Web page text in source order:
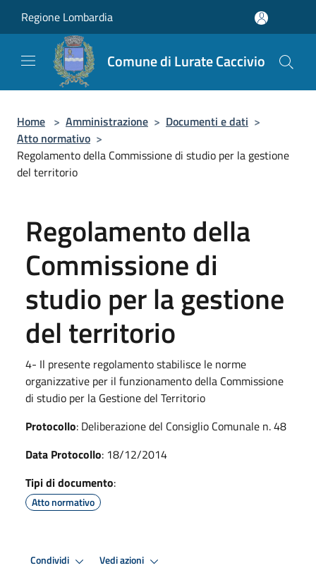
Regione Lombardia
Comune di Lurate Caccivio
Home > Amministrazione > Documenti e dati >
Atto normativo >
Regolamento della Commissione di studio per la gestione
del territorio
Regolamento della
Commissione di
studio per la gestione
del territorio
4- Il presente regolamento stabilisce le norme
organizzative per il funzionamento della Commissione
di studio per la Gestione del Territorio
Protocollo: Deliberazione del Consiglio Comunale n. 48
Data Protocollo: 18/12/2014
Tipi di documento:
Atto normativo
Condividi Vedi azioni